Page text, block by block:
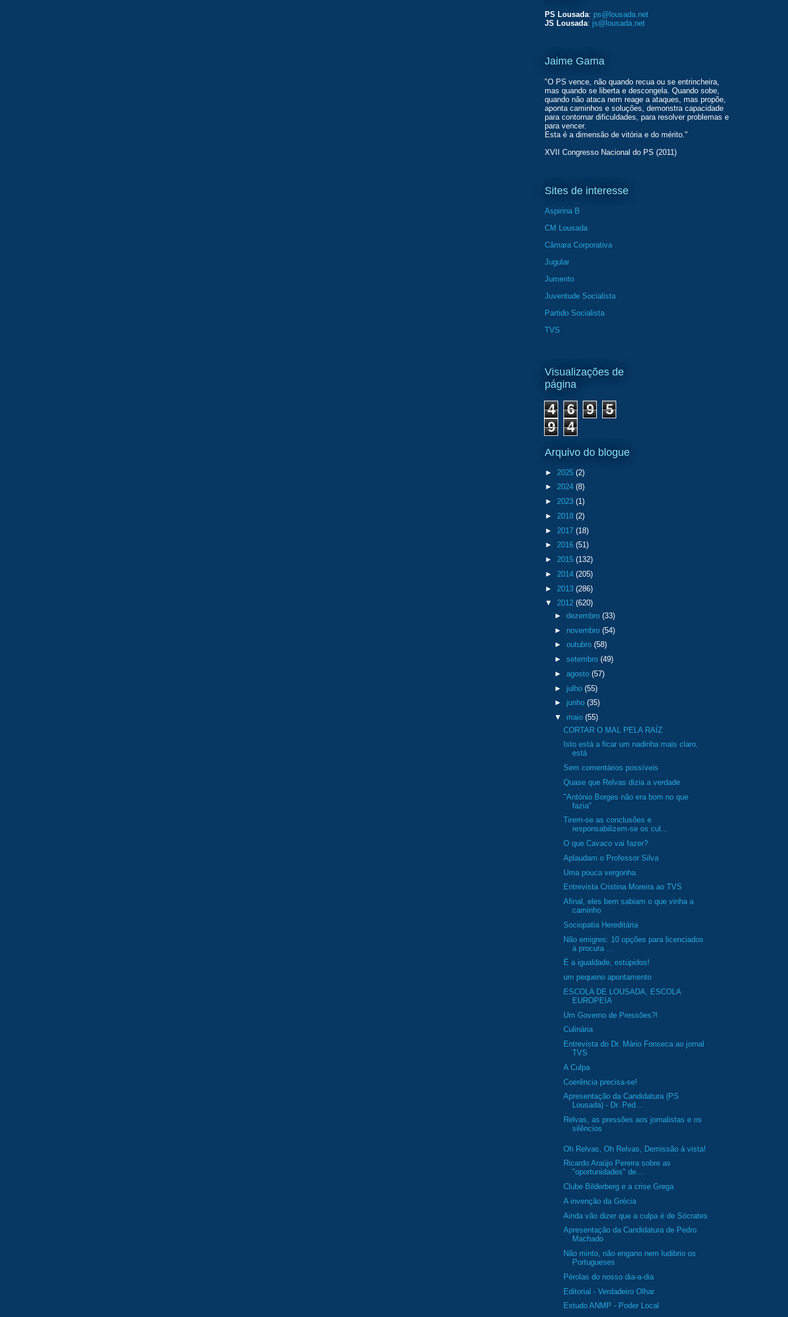
PS Lousada: ps@lousada.net
JS Lousada: js@lousada.net
Jaime Gama
"O PS vence, não quando recua ou se entrincheira,
mas quando se liberta e descongela. Quando sobe,
quando não ataca nem reage a ataques, mas propõe,
aponta caminhos e soluções, demonstra capacidade
para contornar dificuldades, para resolver problemas e
para vencer.
Esta é a dimensão de vitória e do mérito."
XVII Congresso Nacional do PS (2011)
Sites de interesse
Aspirina B
CM Lousada
Câmara Corporativa
Jugular
Jumento
Juventude Socialista
Partido Socialista
TVS
Visualizações de
página
4 6 9
5
9
4
Arquivo do blogue
► 2025 (2)
► 2024 (8)
► 2023 (1)
► 2018 (2)
► 2017 (18)
► 2016 (51)
► 2015 (132)
► 2014 (205)
► 2013 (286)
▼ 2012 (620)
► dezembro (33)
► novembro (54)
► outubro (58)
► setembro (49)
► agosto (57)
► julho (55)
► junho (35)
▼ maio (55)
CORTAR O MAL PELA RAÍZ
Isto está a ficar um nadinha mais claro,
está
Sem comentários possíveis
Quase que Relvas dizia a verdade
"António Borges não era bom no que
fazia"
Tirem-se as conclusões e
responsabilizem-se os cul...
O que Cavaco vai fazer?
Aplaudam o Professor Silva
Uma pouca vergonha.
Entrevista Cristina Moreira ao TVS
Afinal, eles bem sabiam o que vinha a
caminho
Sociopatia Hereditária
Não emigres: 10 opções para licenciados
à procura ...
É a igualdade, estúpidos!
um pequeno apontamento
ESCOLA DE LOUSADA, ESCOLA
EUROPEIA
Um Governo de Pressões?!
Culinária
Entrevista do Dr. Mário Fonseca ao jornal
TVS
A Culpa
Coerência precisa-se!
Apresentação da Candidatura (PS
Lousada) - Dr. Ped...
Relvas, as pressões aos jornalistas e os
silêncios
Oh Relvas, Oh Relvas, Demissão à vista!
Ricardo Araújo Pereira sobre as
"oportunidades" de...
Clube Bilderberg e a crise Grega
A invenção da Grécia
Ainda vão dizer que a culpa é de Sócrates
Apresentação da Candidatura de Pedro
Machado
Não minto, não engano nem ludibrio os
Portugueses
Pérolas do nosso dia-a-dia
Editorial - Verdadeiro Olhar
Estudo ANMP - Poder Local